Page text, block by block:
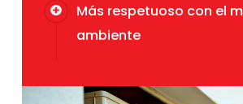
Más respetuoso con el
ambiente